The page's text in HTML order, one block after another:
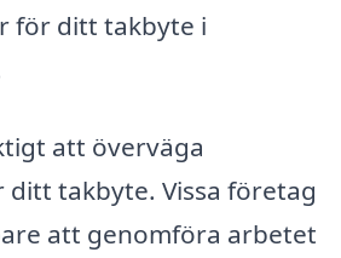
för ditt takbyte i
att överväga
takbyte. Vissa företag
att genomföra arbetet